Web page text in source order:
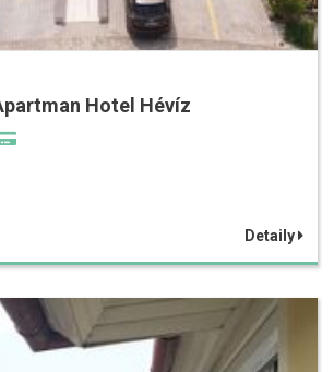
Hotel Hévíz
Detaily